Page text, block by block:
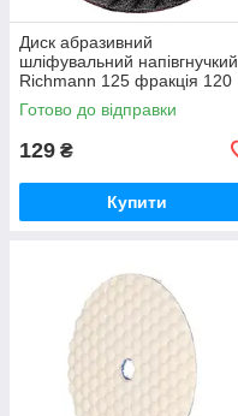
Диск абразивний
шліфувальний напівгнучкий
Richmann 125 фракція 120
(C4667)
Готово до відправки
129 ₴
Купити